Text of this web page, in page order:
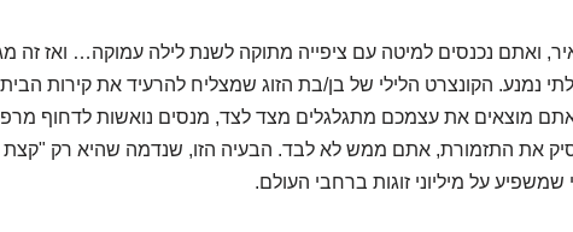
ואתם נכנסים למיטה עם ציפייה מתוקה לשנת לילה עמוקה… ואז זה
נמנע. הקונצרט הלילי של בן/בת הזוג שמצליח להרעיד את קירות
מוצאים את עצמכם מתגלגלים מצד לצד, מנסים נואשות לדחוף מרפק
את התזמורת, אתם ממש לא לבד. הבעיה הזו, שנדמה שהיא רק
על מיליוני זוגות ברחבי העולם.